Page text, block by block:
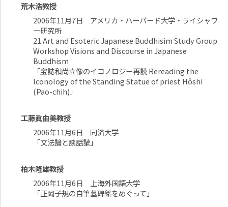
荒木浩教授
2006年11月7日 アメリカ・ハーバード大学・ライシャワ
ー研究所
21 Art and Esoteric Japanese Buddhisim Study Group
Workshop Visions and Discourse in Japanese
Buddhism
「宝誌和尚立像のイコノロジー再読 Rereading the
Iconology of the Standing Statue of priest Hôshi
(Pao-chih)」
工藤眞由美教授
2006年11月6日 同済大学
「文法論と談話論」
柏木隆雄教授
2006年11月6日 上海外国語大学
「正岡子規の自筆墓碑銘をめぐって」